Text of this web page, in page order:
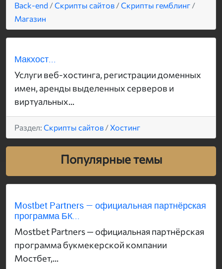
Back-end /Скрипты сайтов /Скрипты гемблинг /
Магазин
Макхост...
Услуги веб-хостинга, регистрации доменных
имен, аренды выделенных серверов и
виртуальных...
Раздел: Скрипты сайтов /Хостинг
Популярные темы
Mostbet Partners — официальная партнёрская
программа БК...
Mostbet Partners — официальная партнёрская
программа букмекерской компании
Мостбет,...